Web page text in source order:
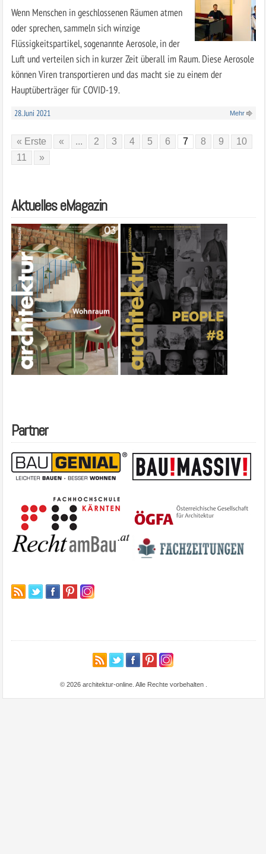
Wenn Menschen in geschlossenen Räumen atmen
oder sprechen, sammeln sich winzige
Flüssigkeitspartikel, sogenannte Aerosole, in der
Luft und verteilen sich in kurzer Zeit überall im Raum. Diese Aerosole
können Viren transportieren und das macht sie zu einem der
Hauptüberträger für COVID-19.
28. Juni 2021 Mehr
« Erste « ... 2 3 4 5 6 7 8 9
10
11
»
Aktuelles eMagazin
Partner
© 2026 architektur-online. Alle Rechte vorbehalten .